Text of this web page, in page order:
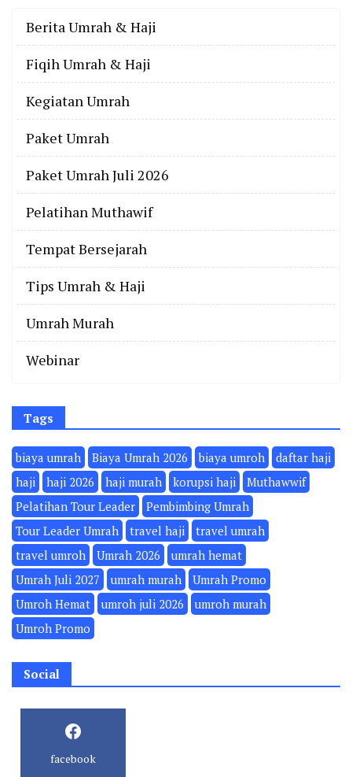
Berita Umrah & Haji
Fiqih Umrah & Haji
Kegiatan Umrah
Paket Umrah
Paket Umrah Juli 2026
Pelatihan Muthawif
Tempat Bersejarah
Tips Umrah & Haji
Umrah Murah
Webinar
Tags
biaya umrah Biaya Umrah 2026 biaya umroh
daftar haji
haji
haji 2026 haji murah korupsi haji
Muthawwif
Pelatihan Tour Leader
Pembimbing Umrah
Tour Leader Umrah
travel haji
travel umrah
travel umroh
Umrah 2026
umrah hemat
Umrah Juli 2027
umrah murah
Umrah Promo
Umroh Hemat
umroh juli 2026
umroh murah
Umroh Promo
Social
facebook